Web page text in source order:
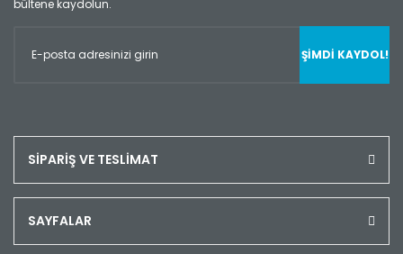
bültene kaydolun.
ŞİMDİ KAYDOL!
SİPARİŞ VE TESLİMAT
SAYFALAR